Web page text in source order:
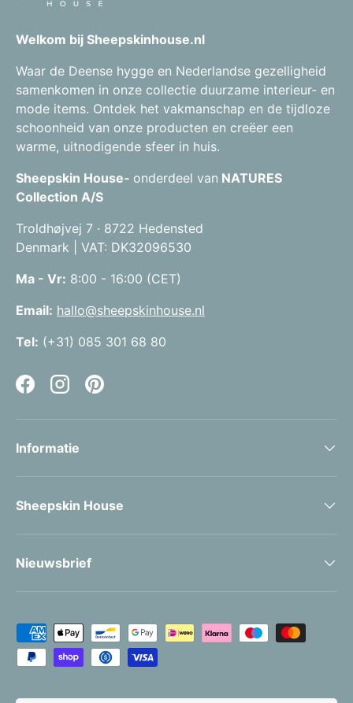
Welkom bij Sheepskinhouse.nl
Waar de Deense hygge en Nederlandse gezelligheid
samenkomen in onze collectie duurzame interieur- en
mode items. Ontdek het vakmanschap en de tijdloze
schoonheid van onze producten en creëer een
warme, uitnodigende sfeer in huis.
Sheepskin House- onderdeel van NATURES
Collection A/S
Troldhøjvej 7 · 8722 Hedensted
Denmark | VAT: DK32096530
Ma - Vr: 8:00 - 16:00 (CET)
Email: hallo@sheepskinhouse.nl
Tel: (+31) 085 301 68 80
FacebookInstagramPinterest
Informatie
Sheepskin House
Nieuwsbrief
Geaccepteerde betaalmethoden